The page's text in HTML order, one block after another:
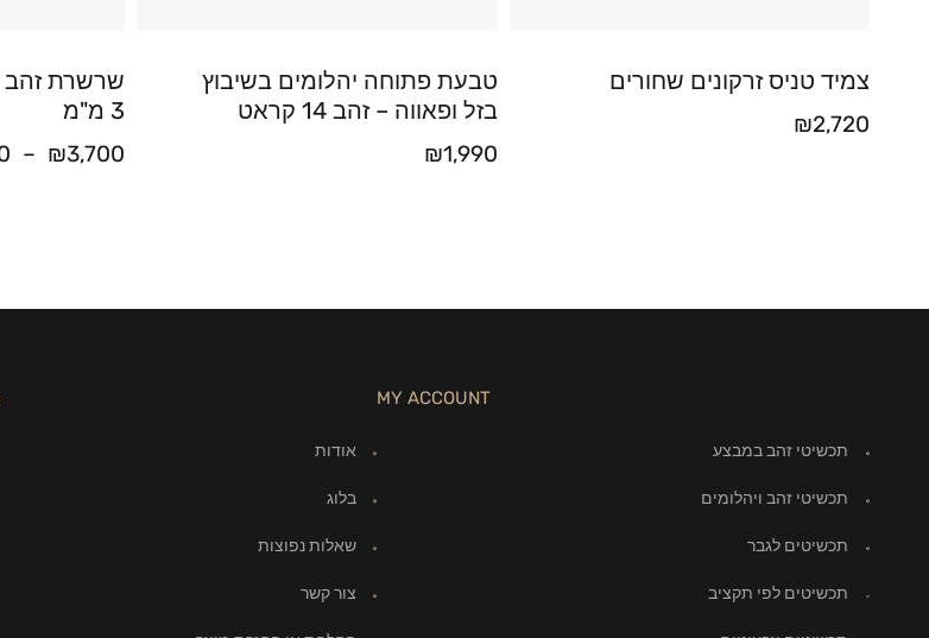
צמיד טניס זרקונים שחורים
₪2,720
טבעת פתוחה יהלומים בשיבוץ
בזל ופאווה – זהב 14 קראט
₪1,990
שרשרת זהב
3 מ"מ
₪3,700
–
MY ACCOUNT
תכשיטי זהב במבצע
תכשיטי זהב ויהלומים
תכשיטים לגבר
תכשיטים לפי תקציב
אודות
בלוג
שאלות נפוצות
צור קשר